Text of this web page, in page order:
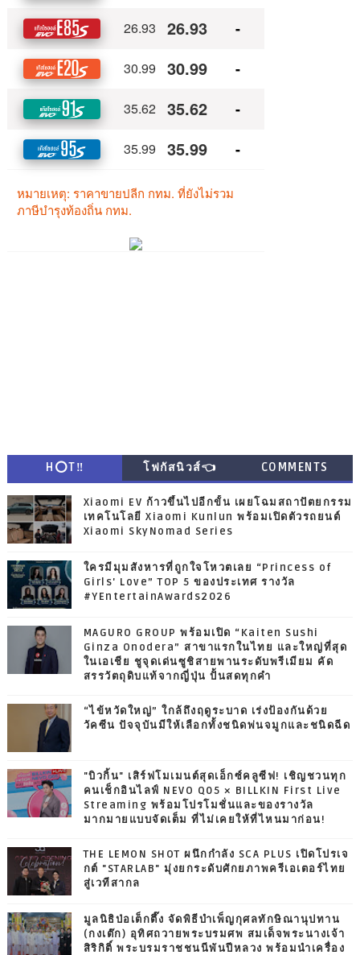
H⭕T‼ โฟกัสนิวส์👈 COMMENTS
Xiaomi EV ก้าวขึ้นไปอีกขั้น เผยโฉมสถาปัตยกรรม
เทคโนโลยี Xiaomi Kunlun พร้อมเปิดตัวรถยนต์
Xiaomi SkyNomad Series
ใครมีมุมสังหารที่ถูกใจโหวตเลย “Princess of
Girls' Love” TOP 5 ของประเทศ รางวัล
#YEntertainAwards2026
MAGURO GROUP พร้อมเปิด “Kaiten Sushi
Ginza Onodera” สาขาแรกในไทย และใหญ่ที่สุด
ในเอเชีย ชูจุดเด่นซูชิสายพานระดับพรีเมียม คัด
สรรวัตถุดิบแท้จากญี่ปุ่น ปั้นสดทุกคำ
“ไข้หวัดใหญ่” ใกล้ถึงฤดูระบาด เร่งป้องกันด้วย
วัคซีน ปัจจุบันมีให้เลือกทั้งชนิดพ่นจมูกและชนิดฉีด
"บิวกิ้น" เสิร์ฟโมเมนต์สุดเอ็กซ์คลูซีฟ! เชิญชวนทุก
คนเช็กอินไลฟ์ NEVO Q05 × BILLKIN First Live
Streaming พร้อมโปรโมชั่นและของรางวัล
มากมายแบบจัดเต็ม ที่ไม่เคยให้ที่ไหนมาก่อน!
THE LEMON SHOT ผนึกกำลัง SCA PLUS เปิดโปรเจ
กต์ "STARLAB" มุ่งยกระดับศักยภาพครีเอเตอร์ไทย
สู่เวทีสากล
มูลนิธิป่อเต็กตึ๊ง จัดพิธีบำเพ็ญกุศลทักษิณานุปทาน
(กงเต๊ก) อุทิศถวายพระบรมศพ สมเด็จพระนางเจ้า
สิริกิติ์ พระบรมราชชนนีพันปีหลวง พร้อมนำเครื่อง